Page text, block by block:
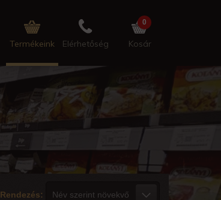
Termékeink Elérhetőség Kosár
0
Rendezés: